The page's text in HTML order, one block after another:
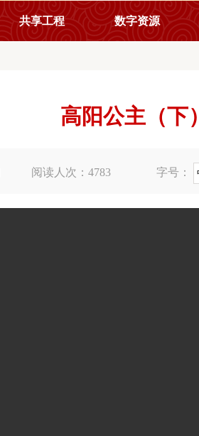
共享工程 数字资源
高阳公主（下）
阅读人次： 4783 字号：